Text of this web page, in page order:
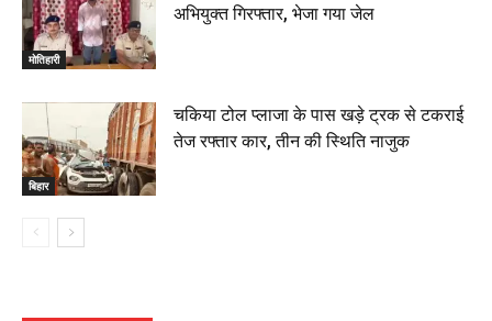
मोतिहारी
अभियुक्त गिरफ्तार, भेजा गया जेल
बिहार
चकिया टोल प्लाजा के पास खड़े ट्रक से टकराई
तेज रफ्तार कार, तीन की स्थिति नाजुक